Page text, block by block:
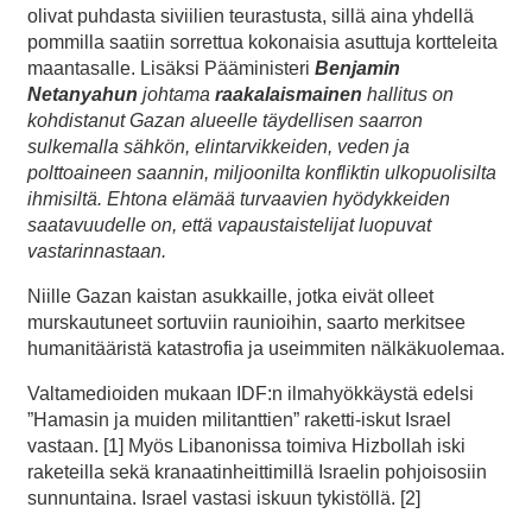
olivat puhdasta siviilien teurastusta, sillä aina yhdellä
pommilla saatiin sorrettua kokonaisia asuttuja kortteleita
maantasalle. Lisäksi Pääministeri Benjamin
Netanyahun johtama raakalaismainen hallitus on
kohdistanut Gazan alueelle täydellisen saarron
sulkemalla sähkön, elintarvikkeiden, veden ja
polttoaineen saannin, miljoonilta konfliktin ulkopuolisilta
ihmisiltä. Ehtona elämää turvaavien hyödykkeiden
saatavuudelle on, että vapaustaistelijat luopuvat
vastarinnastaan.
Niille Gazan kaistan asukkaille, jotka eivät olleet
murskautuneet sortuviin raunioihin, saarto merkitsee
humanitääristä katastrofia ja useimmiten nälkäkuolemaa.
Valtamedioiden mukaan IDF:n ilmahyökkäystä edelsi
”Hamasin ja muiden militanttien” raketti-iskut Israel
vastaan. [1] Myös Libanonissa toimiva Hizbollah iski
raketeilla sekä kranaatinheittimillä Israelin pohjoisosiin
sunnuntaina. Israel vastasi iskuun tykistöllä. [2]